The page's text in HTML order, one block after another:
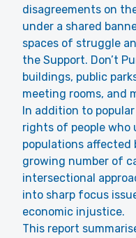
disagreements on
under a shared
spaces of struggle
the Support. Don’t
buildings, public
meeting rooms, and
In addition to
rights of people who
populations affected
growing number of
intersectional
into sharp focus
economic injustice.
This report